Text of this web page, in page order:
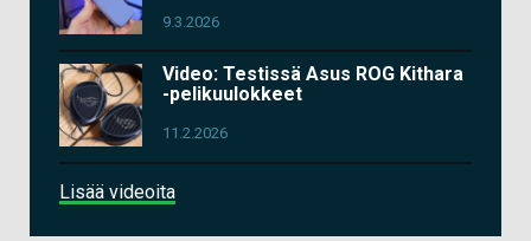
9.3.2026
Video: Testissä Asus ROG Kithara
-pelikuulokkeet
11.2.2026
Lisää videoita